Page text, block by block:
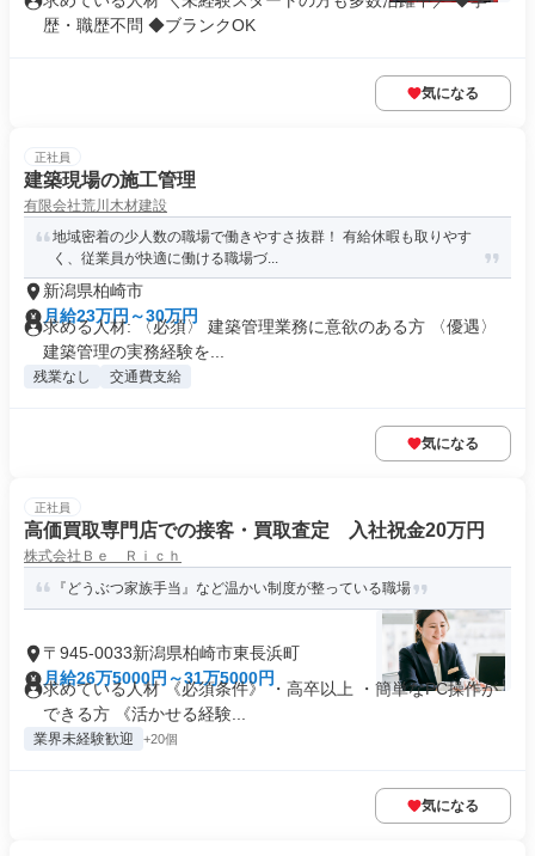
歴・職歴不問 ◆ブランクOK
気になる
正社員
建築現場の施工管理
有限会社荒川木材建設
地域密着の少人数の職場で働きやすさ抜群！ 有給休暇も取りやす
く、従業員が快適に働ける職場づ...
新潟県柏崎市
月給23万円～30万円
求める人材: 〈必須〉 建築管理業務に意欲のある方 〈優遇〉
建築管理の実務経験を...
残業なし 交通費支給
気になる
正社員
高価買取専門店での接客・買取査定 入社祝金20万円
株式会社Ｂｅ Ｒｉｃｈ
『どうぶつ家族手当』など温かい制度が整っている職場
〒945-0033新潟県柏崎市東長浜町
月給26万5000円～31万5000円
求めている人材 《必須条件》 ・高卒以上 ・簡単なPC操作が
できる方 《活かせる経験...
業界未経験歓迎 +20個
気になる